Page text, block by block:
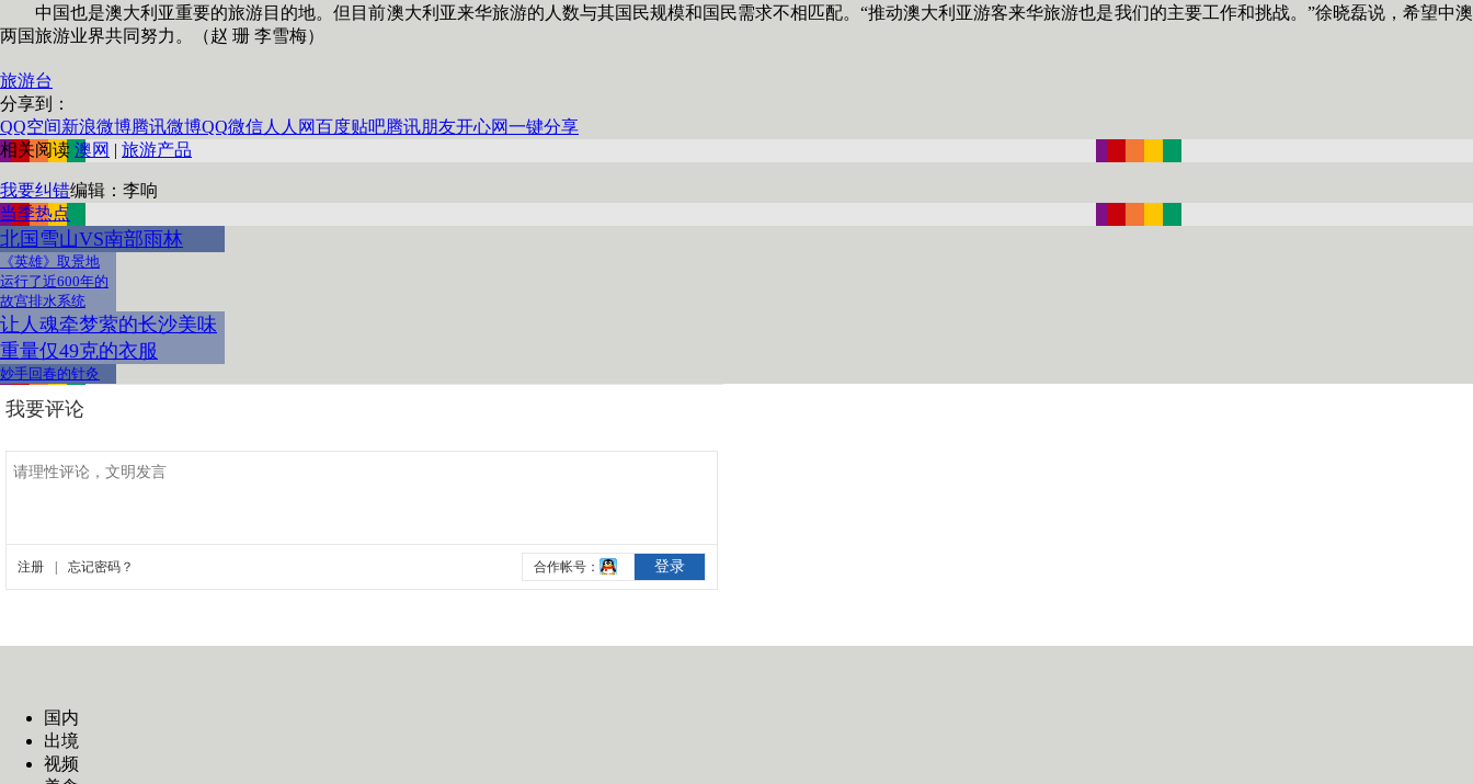
中国也是澳大利亚重要的旅游目的地。但目前澳大利亚来华旅游的人数与其国民规模和国民需求不相匹配。“推动澳大利亚游客来华旅游也是我们的主要工作和挑战。”徐晓磊说，希望中澳
两国旅游业界共同努力。（赵 珊 李雪梅）
旅游台
分享到：
QQ空间新浪微博腾讯微博QQ微信人人网百度贴吧腾讯朋友开心网一键分享
相关阅读 澳网 | 旅游产品
我要纠错编辑：李响
当季热点
北国雪山VS南部雨林
《英雄》取景地
运行了近600年的
故宫排水系统
让人魂牵梦萦的长沙美味
重量仅49克的衣服
妙手回春的针灸
国内
出境
视频